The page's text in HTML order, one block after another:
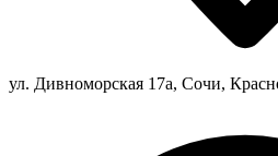
ул. Дивноморская 17а, Сочи,